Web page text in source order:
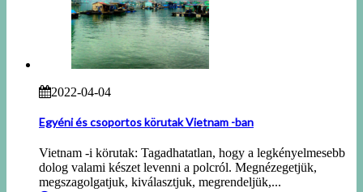
2022-04-04
Egyéni és csoportos körutak Vietnam -ban
Vietnam -i körutak: Tagadhatatlan, hogy a legkényelmesebb
dolog valami készet levenni a polcról. Megnézegetjük,
megszagolgatjuk, kiválasztjuk, megrendeljük,...